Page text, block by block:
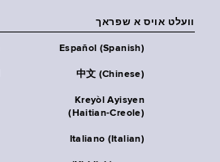
וועלט אויס א שפראך
Español (Spanish)
中文 (Chinese)
Kreyòl Ayisyen
(Haitian-Creole)
Italiano (Italian)